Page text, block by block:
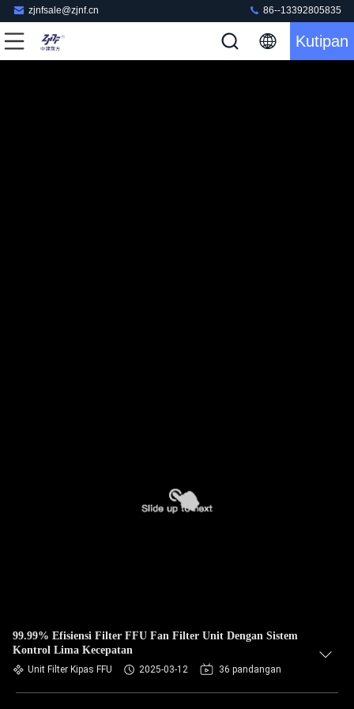
zjnfsale@zjnf.cn 86--13392805835
Kutipan
99.99% Efisiensi Filter FFU Fan Filter Unit Dengan Sistem
Kontrol Lima Kecepatan
Unit Filter Kipas FFU 2025-03-12 36 pandangan